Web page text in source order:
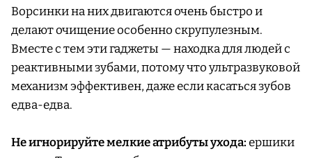
Ворсинки на них двигаются очень быстро и
делают очищение особенно скрупулезным.
Вместе с тем эти гаджеты — находка для людей с
реактивными зубами, потому что ультразвуковой
механизм эффективен, даже если касаться зубов
едва-едва.
Не игнорируйте мелкие атрибуты ухода:ершики